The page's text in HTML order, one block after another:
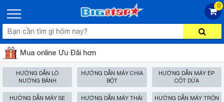
0
Mua online Ưu Đãi hơn
HƯỚNG DẪN LÒ
NƯỚNG BÁNH
HƯỚNG DẪN MÁY CHIA
BỘT
HƯỚNG DẪN MÁY ÉP
CỐT DỪA
HƯỚNG DẪN MÁY SE
HƯỚNG DẪN MÁY THÁI
HƯỚNG DẪN MÁY TRỘN